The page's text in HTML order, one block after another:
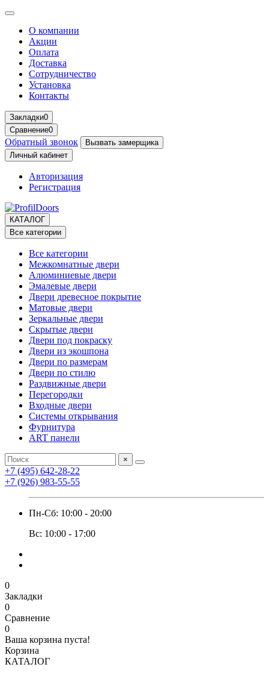
О компании
Акции
Оплата
Доставка
Сотрудничество
Установка
Контакты
Закладки0
Сравнение0
Обратный звонок
Вызвать замерщика
Личный кабинет
Авторизация
Регистрация
КАТАЛОГ
Все категории
Все категории
Межкомнатные двери
Алюминиевые двери
Эмалевые двери
Двери древесное покрытие
Матовые двери
Зеркальные двери
Скрытые двери
Двери под покраску
Двери из экошпона
Двери по размерам
Двери по стилю
Раздвижные двери
Перегородки
Входные двери
Системы открывания
Фурнитура
ART панели
×
+7 (495) 642-28-22
+7 (926) 983-55-55
Пн-Сб: 10:00 - 20:00
Вс: 10:00 - 17:00
0
Закладки
0
Сравнение
0
Ваша корзина пуста!
Корзина
КАТАЛОГ